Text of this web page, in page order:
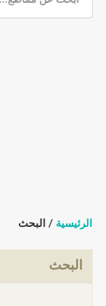
الرئيسية / البحث
البحث